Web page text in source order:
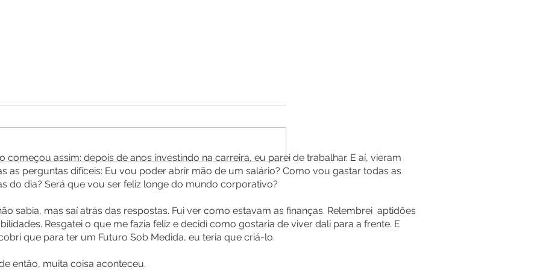
Estratégias financeiras para
Mudanças no horizonte
começou assim: depois de anos investindo na carreira, eu parei de trabalhar. E aí, vieram
as perguntas difíceis: Eu vou poder abrir mão de um salário? Como vou gastar todas as
do dia? Será que vou ser feliz longe do mundo corporativo?
sabia, mas saí atrás das respostas. Fui ver como estavam as finanças. Relembrei aptidões
Resgatei o que me fazia feliz e decidi como gostaria de viver dali para a frente. E
que para ter um Futuro Sob Medida, eu teria que criá-lo.
então, muita coisa aconteceu.​